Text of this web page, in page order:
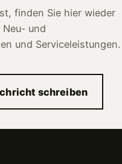
finden Sie hier wieder
und
und Serviceleistungen.
schreiben